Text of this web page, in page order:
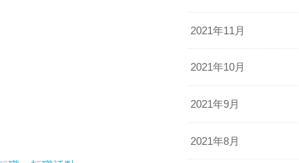
2021年11月
2021年10月
2021年9月
2021年8月